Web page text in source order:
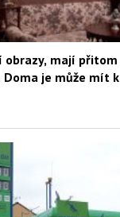
obrazy, mají
je může mít